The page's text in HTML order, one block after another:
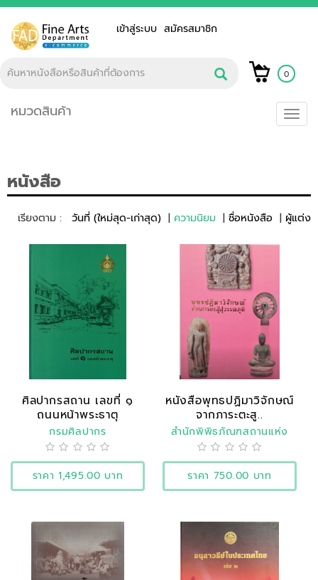
เข้าสู่ระบบสมัครสมาชิก
0
หมวดสินค้า
หนังสือ
เรียงตาม : วันที่ (ใหม่สุด-เก่าสุด) ความนิยม ชื่อหนังสือ ผู้แต่ง
ศิลปากรสถาน เลขที่ ๑
ถนนหน้าพระธาตุ
กรมศิลปากร
ราคา 1,495.00 บาท
หนังสือพุทธปฏิมาวิจักษณ์
จากภาระตะสู..
สำนักพิพิธภัณฑสถานแห่ง
ชาติ
ราคา 750.00 บาท